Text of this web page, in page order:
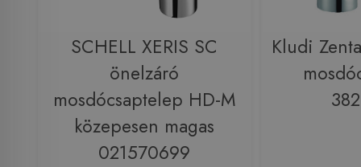
SCHELL XERIS SC
önelzáró
mosdócsaptelep HD-M
közepesen magas
021570699
Kludi